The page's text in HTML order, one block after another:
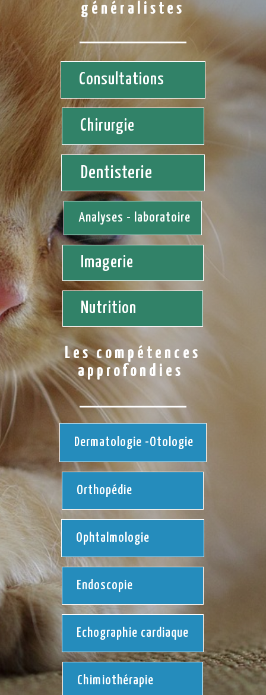
généralistes
Consultations
Chirurgie
Dentisterie
Analyses - laboratoire
Imagerie
Nutrition
Les compétences
approfondies
Dermatologie -Otologie
Orthopédie
Ophtalmologie
Endoscopie
Echographie cardiaque
Chimiothérapie